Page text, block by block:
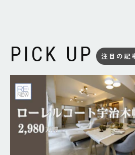
PICK UP 注目の記